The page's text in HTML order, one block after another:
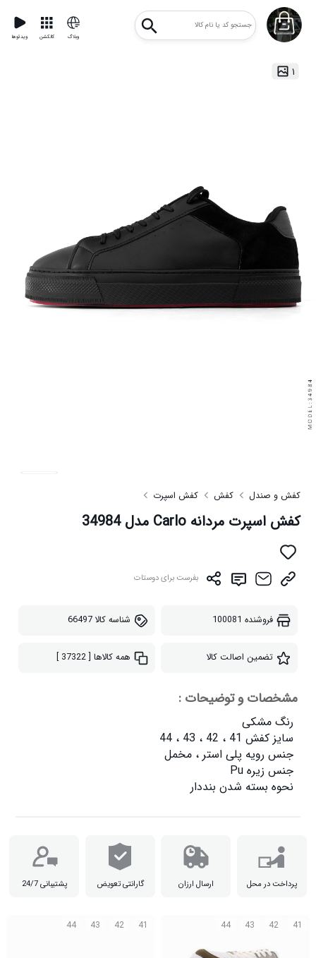
ویدئوها کالکشن وبلاگ
۱
کفش و صندل کفش کفش اسپرت
کفش اسپرت مردانه Carlo مدل 34984
بفرست برای دوستات
فروشنده 100081 شناسه کالا66497
تضمین اصالت کالا همه کالاها [ 37322 ]
مشخصات و توضیحات :
نحوه بسته شدن بنددار
پرداخت در محل ارسال ارزان گارانتی تعویض پشتیبانی 24/7
41
42
43
44 41
42
43
44